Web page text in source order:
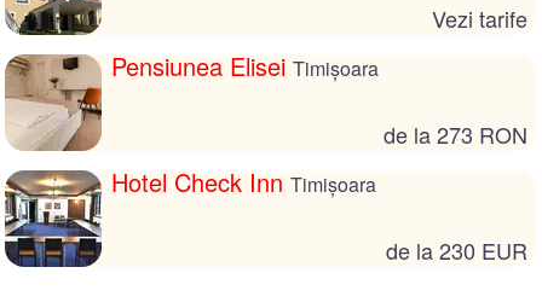
Vezi tarife
Pensiunea Elisei Timișoara
de la 273 RON
Hotel Check Inn Timișoara
de la 230 EUR